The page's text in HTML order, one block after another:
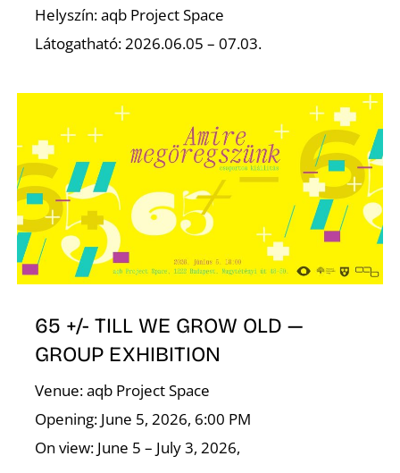
Helyszín: aqb Project Space
Látogatható: 2026.06.05 – 07.03.
65 +/- TILL WE GROW OLD —
GROUP EXHIBITION
Venue: aqb Project Space
Opening: June 5, 2026, 6:00 PM
On view: June 5 – July 3, 2026,